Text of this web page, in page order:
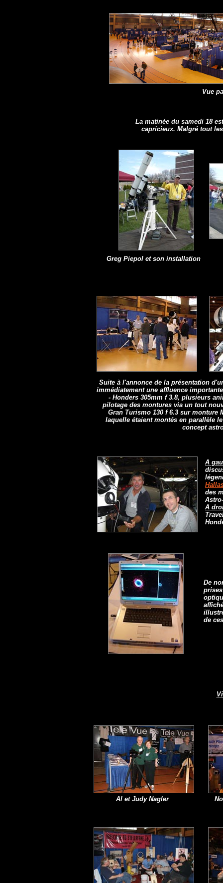
Vue
La matinée du samedi 18
capricieux. Malgré tout
Greg Piepol et son installation
Suite à l'annonce de la présentation
immédiatement une affluence
- Honders 305mm f 3.8, plusieurs
pilotage des montures via un tout
Gran Turismo 130 f 6.3 sur monture
laquelle étaient montés en parallèle
concept
A
des
A
De
de
Al et Judy Nagler